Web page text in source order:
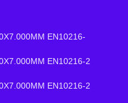
EN10216-
EN10216-2
EN10216-2